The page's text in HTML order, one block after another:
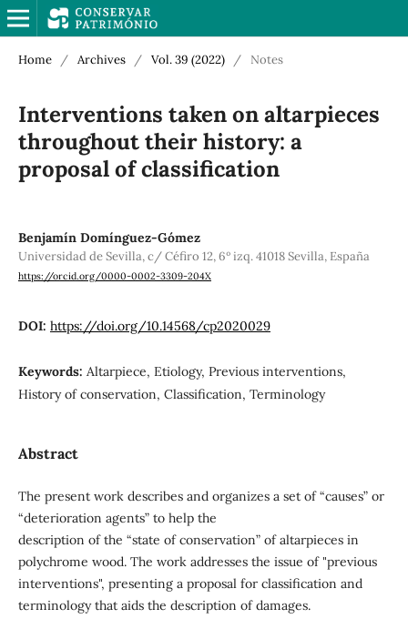
Home / Archives / Vol. 39 (2022) / Notes
Interventions taken on altarpieces
throughout their history: a
proposal of classification
Benjamín Domínguez-Gómez
Universidad de Sevilla, c/ Céfiro 12, 6º izq. 41018 Sevilla, España
https://orcid.org/0000-0002-3309-204X
DOI: https://doi.org/10.14568/cp2020029
Keywords: Altarpiece, Etiology, Previous interventions,
History of conservation, Classification, Terminology
Abstract
The present work describes and organizes a set of “causes” or
“deterioration agents” to help the
description of the “state of conservation” of altarpieces in
polychrome wood. The work addresses the issue of "previous
interventions", presenting a proposal for classification and
terminology that aids the description of damages.